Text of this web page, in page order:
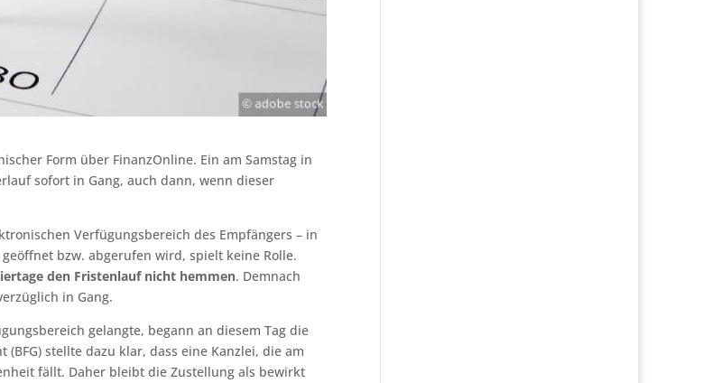
Form über FinanzOnline. Ein am Samstag in
sofort in Gang, auch dann, wenn dieser
Verfügungsbereich des Empfängers – in
bzw. abgerufen wird, spielt keine Rolle.
den Fristenlauf nicht hemmen. Demnach
in Gang.
gelangte, begann an diesem Tag die
stellte dazu klar, dass eine Kanzlei, die am
fällt. Daher bleibt die Zustellung als bewirkt